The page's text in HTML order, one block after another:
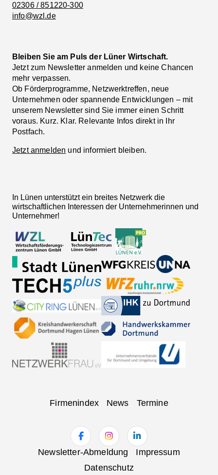
02306 / 851220-300
info@wzl.de
Bleiben Sie am Puls der Lüner Wirtschaft.
Jetzt zum Newsletter anmelden und keine Chancen
mehr verpassen.
Ob Förderprogramme, Netzwerktreffen, neue
Unternehmen oder spannende Entwicklungen – mit
unserem Newsletter sind Sie immer einen Schritt
voraus. Kurz. Klar. Relevante Infos direkt in Ihr
Postfach.
Jetzt anmelden und informiert bleiben.
In Lünen unterstützt ein breites Netzwerk die
wirtschaftlichen Interessen der Unternehmerinnen und
Unternehmer!
Firmenindex News Termine
NavigationNewsletter-Abmeldung
Impressum
Datenschutz